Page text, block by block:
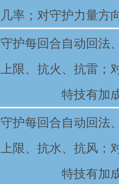
几率；对守护力量方
守护每回合自动回法
上限、抗火、抗雷；
特技有加
守护每回合自动回法
上限、抗水、抗风；
特技有加